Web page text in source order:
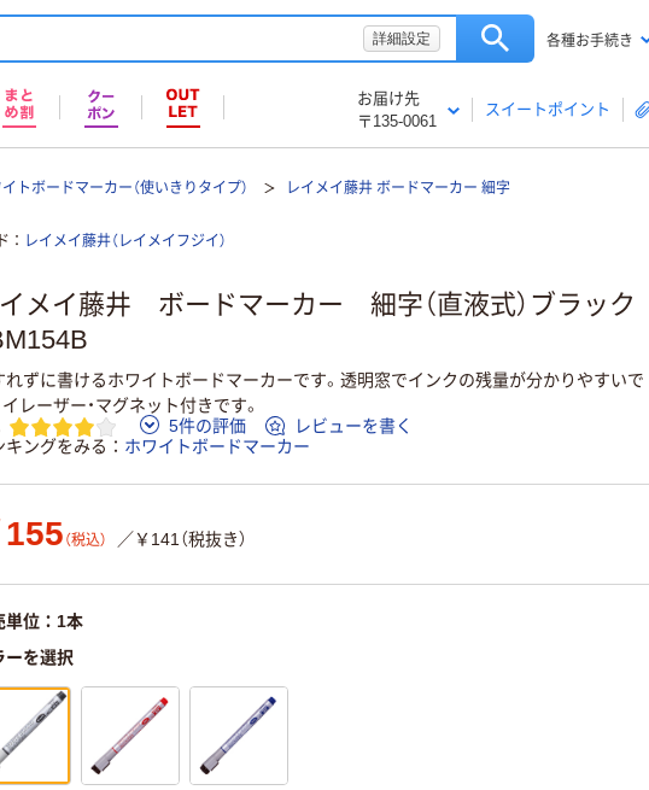
詳細設定 各種お手続き
お届け先
〒135-0061
スイートポイント
トボードマーカー（使いきりタイプ） レイメイ藤井 ボードマーカー 細字
レイメイ藤井（レイメイフジイ）
イメイ藤井 ボードマーカー 細字（直液式）ブラック
れずに書けるホワイトボードマーカーです。透明窓でインクの残量が分かりやすいで
イレーザー・マグネット付きです。
5件の評価
レビューを書く
キングをみる
ホワイトボードマーカー
155 （税込） ／￥141（税抜き）
単位：1本
ーを選択